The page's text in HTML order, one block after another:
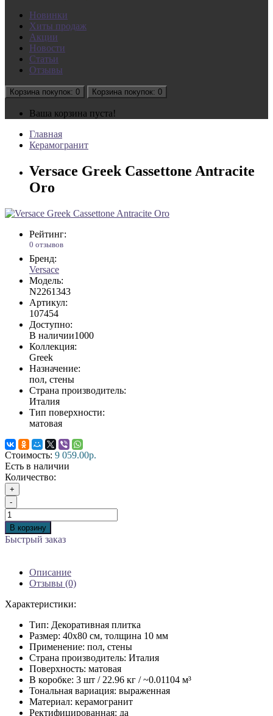
Новинки
Хиты продаж
Акции
Новости
Статьи
Отзывы
Корзина покупок: 0 Корзина покупок: 0
Ваша корзина пуста!
Главная
Керамогранит
Versace Greek Cassettone Antracite
Oro
Рейтинг:
0 отзывов
Бренд:
Versace
Модель:
N2261343
Артикул:
107454
Доступно:
В наличии1000
Коллекция:
Greek
Назначение:
пол, стены
Страна производитель:
Италия
Тип поверхности:
матовая
Стоимость: 9 059.00р.
Есть в наличии
Количество:
+
-
В корзину
Быстрый заказ
Описание
Отзывы (0)
Характеристики:
Тип: Декоративная плитка
Размер: 40x80 см, толщина 10 мм
Применение: пол, стены
Страна производитель: Италия
Поверхность: матовая
В коробке: 3 шт / 22.96 кг / ~0.01104 м³
Тональная вариация: выраженная
Материал: керамогранит
Ректифицированная: да